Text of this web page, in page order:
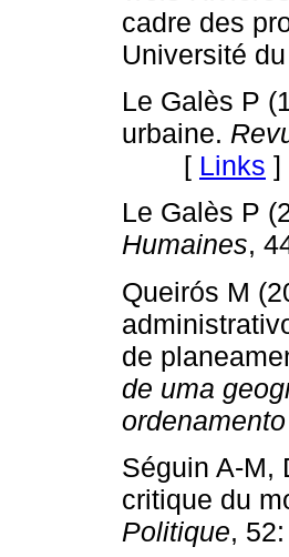
cadre des
Université
Le Galès P
urbaine.
[ Links ]
Le Galès P
Humaines,
Queirós M
de
de uma
Séguin A-M,
critique du
Politique,